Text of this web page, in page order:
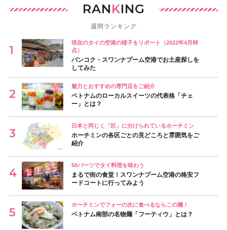
RANKING
週間ランキング
現在のタイの空港の様子をリポート（2022年4月時
点）
バンコク・スワンナプーム空港でお土産探しを
してみた
魅力とおすすめの専門店をご紹介
ベトナムのローカルスイーツの代表格「チェ
ー」とは？
日本と同じく「区」に分けられているホーチミン
ホーチミンの各区ごとの見どころと雰囲気をご
紹介
50バーツでタイ料理を味わう
まるで街の食堂！スワンナプーム空港の格安フ
ードコートに行ってみよう
ホーチミンでフォーの次に食べるならこの麺！
ベトナム南部の名物麺「フーティウ」とは？